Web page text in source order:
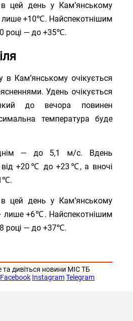
в цей день у Кам’янському
лише +10℃. Найспекотнішим
році — до +35℃.
Кам’янському очікується
Удень очікується
до вечора повинен
температура буде
— до 5,1 м/с. Вдень
від +20℃ до +23℃, а вночі
в цей день у Кам’янському
лише +6℃. Найспекотнішим
році — до +37℃.
та дивіться новини МІС ТБ
Facebook Instagram Telegram